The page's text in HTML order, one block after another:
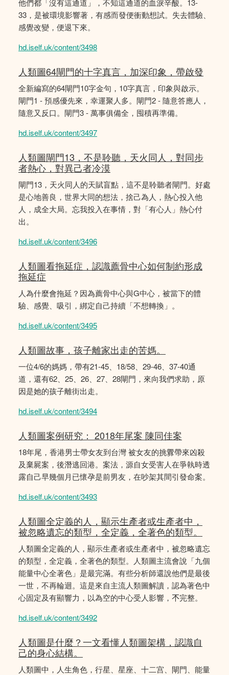
他們都「沒有這通道」，不知這通道的血淚辛酸。13-
33，是被環境影響著，有感而發便衝動想試。失去體驗、
感覺改變，便退下來。
hd.iself.uk/content/3498
人類圖64閘門的十字真言，加深印象，帶啟發
全新編寫的64閘門10字金句，10字真言，印象與啟示。
閘門1 - 預感優先來，幸運聚人多。閘門2 - 隨意答應人，
隨意又反口。閘門3 - 萬事俱備全，囤積再準備。
hd.iself.uk/content/3497
人類圖閘門13，不是聆聽，天火同人，對同步
者熱心，對異己者冷漠
閘門13，天火同人的天賦盲點，這不是聆聽者閘門。好處
是心地善良，世界大同的想法，捨己為人，熱心投入他
人，成全大局。忘我投入在事情，對「有心人」熱心付
出。
hd.iself.uk/content/3496
人類圖看拖延症，認識薦骨中心如何制約形成
拖延症
人為什麼會拖延？因為薦骨中心與G中心，被當下的體
驗、感覺、吸引，綁定自己持續「不想轉換」。
hd.iself.uk/content/3495
人類圖故事，孩子離家出走的苦媽。
一位4/6的媽媽，帶有21-45、18/58、29-46、37-40通
道，還有62、25、26、27、28閘門，來向我們求助，原
因是她的孩子離街出走。
hd.iself.uk/content/3494
人類圖案例研究： 2018年尾案 陳同佳案
18年尾，香港男士帶女友到台灣 被女友的挑釁帶來凶殺
及棄屍案，後潛逃回港。案法，源自女受害人在爭執時透
露自己早幾個月已懷孕是前男友，在吵架其間引發命案。
hd.iself.uk/content/3493
人類圖全定義的人，顯示生產者或生產者中，
被忽略遺忘的類型，全定義，全著色的類型。
人類圖全定義的人，顯示生產者或生產者中，被忽略遺忘
的類型，全定義，全著色的類型。人類圖主流會說「九個
能量中心全著色」是最完滿。有些分析師還說他們是最後
一世，不再輪迴。這是來自主流人類圖解讀，認為著色中
心固定及有顯響力，以為空的中心受人影響，𣎴完整。
hd.iself.uk/content/3492
人類圖是什麼？一文看懂人類圖架構，認識自
己的身心結構。
人類圖中，人生角色，行星、星座、十二宫、閘門、能量